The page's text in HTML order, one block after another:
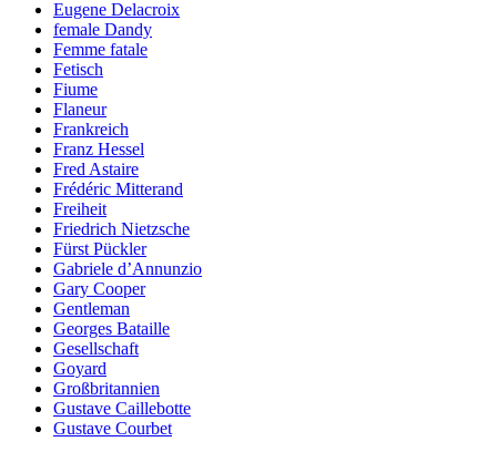
Eugene Delacroix
female Dandy
Femme fatale
Fetisch
Fiume
Flaneur
Frankreich
Franz Hessel
Fred Astaire
Frédéric Mitterand
Freiheit
Friedrich Nietzsche
Fürst Pückler
Gabriele d’Annunzio
Gary Cooper
Gentleman
Georges Bataille
Gesellschaft
Goyard
Großbritannien
Gustave Caillebotte
Gustave Courbet